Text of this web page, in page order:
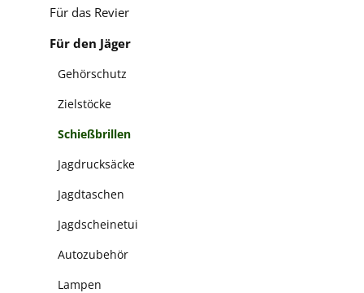
Für das Revier
Für den Jäger
Gehörschutz
Zielstöcke
Schießbrillen
Jagdrucksäcke
Jagdtaschen
Jagdscheinetui
Autozubehör
Lampen